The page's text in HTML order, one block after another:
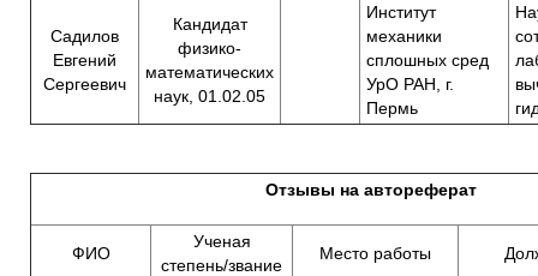
Садилов
Евгений
Сергеевич
Кандидат
физико-
математических
наук, 01.02.05
Институт
механики
сплошных сред
УрО РАН, г.
Пермь
Отзывы на автореферат
ФИО
Ученая
степень/звание
Место работы